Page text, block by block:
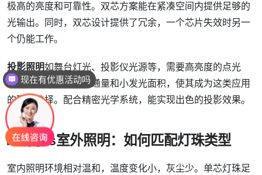
极高的亮度和可靠性。双芯方案能在紧凑空间内提供足够的
光输出。同时，双芯设计提供了冗余，一个芯片失效时另一
个仍能工作。
投影照明如舞台灯光、投影仪光源等，需要高亮度的点光
源。双芯灯珠的高光通量和小发光面积，使其成为这类应用
的理想选择。配合精密光学系统，能实现出色的投影效果。
室内vs室外照明：如何匹配灯珠类型
室内照明环境相对温和，温度变化小，灰尘少。单芯灯珠足
可以介绍下你们的产品么
现在有优惠活动吗